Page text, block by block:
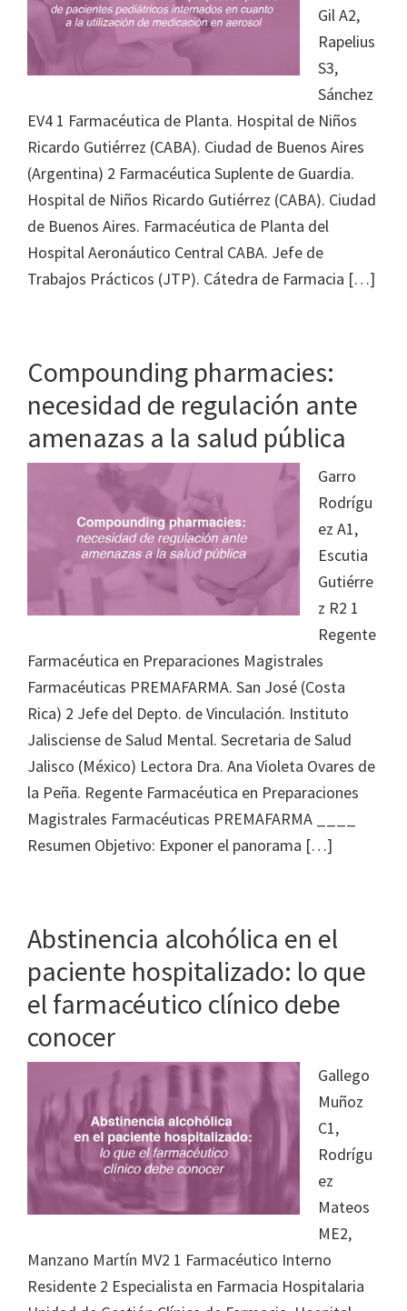
Gil A2,
Rapelius
S3,
Sánchez
EV4 1 Farmacéutica de Planta. Hospital de Niños
Ricardo Gutiérrez (CABA). Ciudad de Buenos Aires
(Argentina) 2 Farmacéutica Suplente de Guardia.
Hospital de Niños Ricardo Gutiérrez (CABA). Ciudad
de Buenos Aires. Farmacéutica de Planta del
Hospital Aeronáutico Central CABA. Jefe de
Trabajos Prácticos (JTP). Cátedra de Farmacia […]
Compounding pharmacies:
necesidad de regulación ante
amenazas a la salud pública
Garro
Rodrígu
ez A1,
Escutia
Gutiérre
z R2 1
Regente
Farmacéutica en Preparaciones Magistrales
Farmacéuticas PREMAFARMA. San José (Costa
Rica) 2 Jefe del Depto. de Vinculación. Instituto
Jalisciense de Salud Mental. Secretaria de Salud
Jalisco (México) Lectora Dra. Ana Violeta Ovares de
la Peña. Regente Farmacéutica en Preparaciones
Magistrales Farmacéuticas PREMAFARMA ____
Resumen Objetivo: Exponer el panorama […]
Abstinencia alcohólica en el
paciente hospitalizado: lo que
el farmacéutico clínico debe
conocer
Gallego
Muñoz
C1,
Rodrígu
ez
Mateos
ME2,
Manzano Martín MV2 1 Farmacéutico Interno
Residente 2 Especialista en Farmacia Hospitalaria